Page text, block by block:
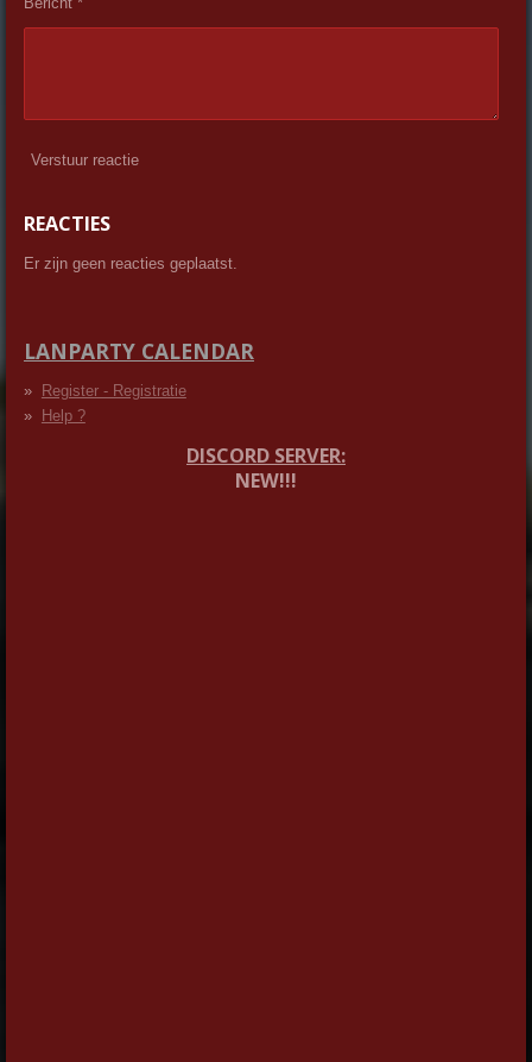
Verstuur reactie
REACTIES
Er zijn geen reacties geplaatst.
LANPARTY CALENDAR
Register - Registratie
Help ?
DISCORD SERVER:
NEW!!!